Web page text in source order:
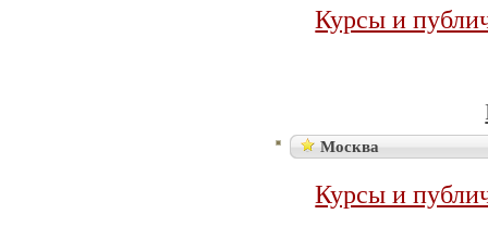
Курсы и
Москва
Курсы и